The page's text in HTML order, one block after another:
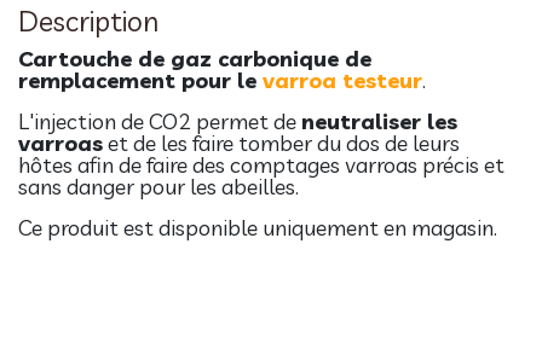
Description
Cartouche de gaz carbonique de
remplacement pour le varroa testeur.
L'injection de CO2 permet de neutraliser les
varroaset de les faire tomber du dos de leurs
hôtes afin de faire des comptages varroas précis et
sans danger pour les abeilles.
Ce produit est disponible uniquement en magasin.